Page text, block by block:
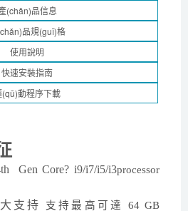
th Gen Core? i9/i7/i5/i3processor
支持 支持最高可達 64GB